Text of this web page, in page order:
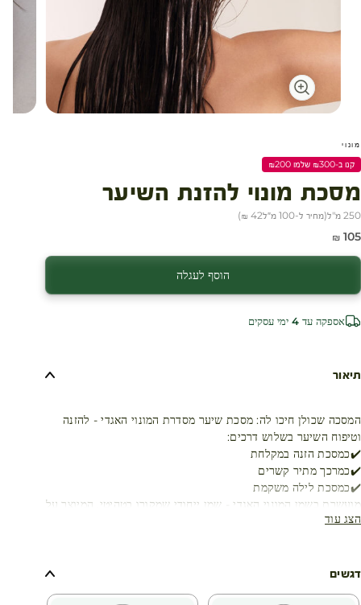
מונוי
קנו ב-₪300 שלמו ₪200
מסכת מונוי להזנת השיער
250 מ"ל (מחיר ל-100 מ״ל 42 ₪
)
מחיר מבצע
105 ₪
הוסף לעגלה
אספקה עד 4 ימי עסקים
תיאור
המסכה שכולן חיכו לה: מסכת שיער מסדרת המונוי האגדי - להזנה
וטיפוח השיער בשלוש דרכים:
✔️כמסכת הזנה במקלחת
✔️כמרכך מתיר קשרים
✔️כמסכת לילה משקמת
מועשרת בשמן המונוי האגדי - שמן ייחודי שמקורו בטהיטי, המיוצר על
ידי חליטת שמן קוקוס עם פרחי טיארה.שמן זה ידוע בסגולות ההזנה
של המונוי האגדי!
הצג עוד
דגשים